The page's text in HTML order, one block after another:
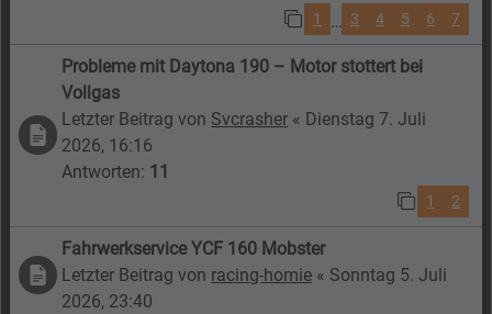
1 … 3 4 5 6 7
Probleme mit Daytona 190 – Motor stottert bei
Vollgas
Letzter Beitrag von Svcrasher « Dienstag 7. Juli
2026, 16:16
Antworten: 11
1 2
Fahrwerkservice YCF 160 Mobster
Letzter Beitrag von racing-homie « Sonntag 5. Juli
2026, 23:40